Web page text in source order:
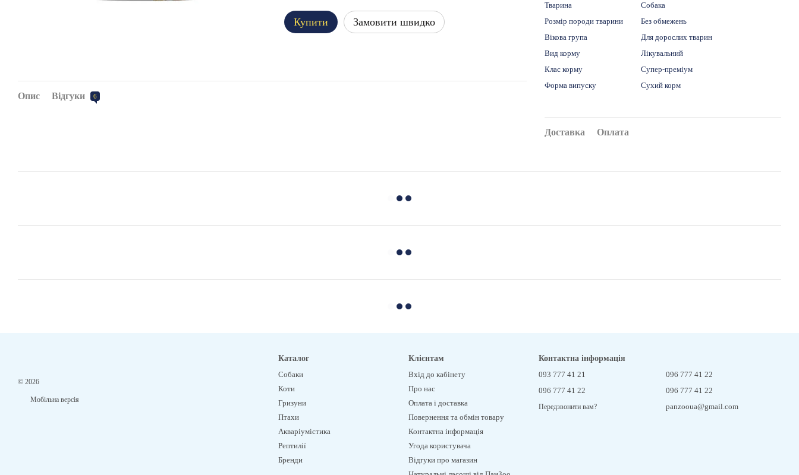
Купити Замовити швидко
Тварина
Собака
Розмір породи тварини
Без обмежень
Вікова група
Для дорослих тварин
Вид корму
Лікувальний
Клас корму
Супер-преміум
Форма випуску
Сухий корм
Доставка Оплата
Опис Відгуки 6
© 2026
Мобільна версія
Каталог
Собаки
Коти
Гризуни
Птахи
Акваріумістика
Рептилії
Бренди
Клієнтам
Вхід до кабінету
Про нас
Оплата і доставка
Повернення та обмін товару
Контактна інформація
Угода користувача
Відгуки про магазин
Контактна інформація
093 777 41 21
096 777 41 22
Передзвонити вам?
096 777 41 22
096 777 41 22
panzooua@gmail.com